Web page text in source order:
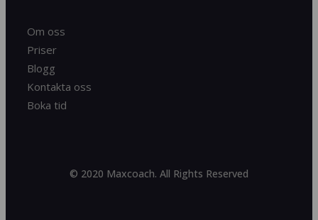
Om oss
Priser
Blogg
Kontakta oss
Boka tid
© 2020 Maxcoach. All Rights Reserved